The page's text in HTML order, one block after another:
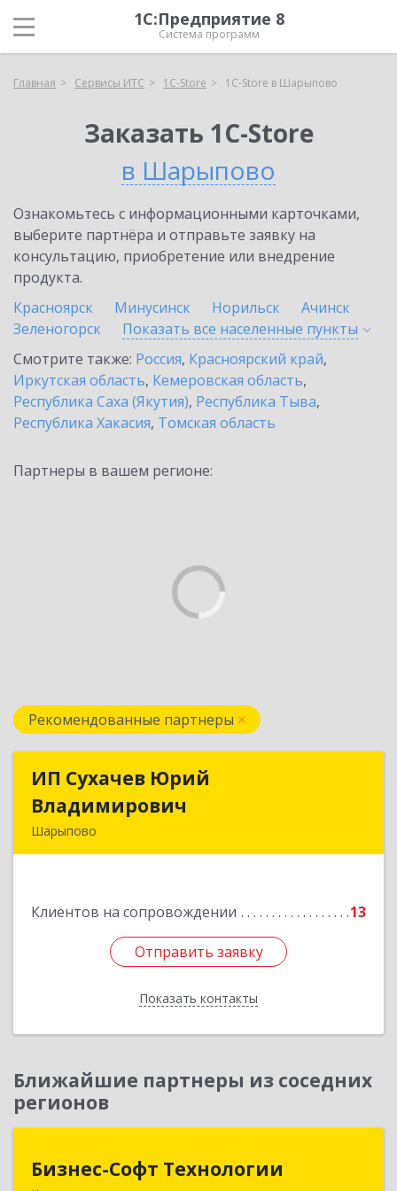
1С:Предприятие 8
Система программ
Главная Сервисы ИТС 1C-Store 1C-Store в Шарыпово
Заказать 1C-Store
в Шарыпово
Ознакомьтесь с информационными карточками,
выберите партнёра и отправьте заявку на
консультацию, приобретение или внедрение
продукта.
Красноярск
Минусинск Норильск
Ачинск
Зеленогорск
Показать все населенные пункты
Смотрите также: Россия, Красноярский край,
Иркутская область, Кемеровская область,
Республика Саха (Якутия), Республика Тыва,
Республика Хакасия, Томская область
Партнеры в вашем регионе:
Рекомендованные партнеры
ИП Сухачев Юрий
Владимирович
Шарыпово
Клиентов на сопровождении 13
Отправить заявку
Показать контакты
ИП Сухачев Юрий
Подробнее
Отправить заявку
Назад
Ближайшие партнеры из соседних
регионов
Бизнес-Софт Технологии
Бизнес-Софт Технологии